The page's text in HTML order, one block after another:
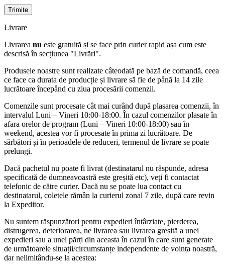
Livrare
Livrarea nu este gratuită și se face prin curier rapid așa cum este
descrisă în secțiunea "Livrări".
Produsele noastre sunt realizate câteodată pe bază de comandă, ceea
ce face ca durata de producție și livrare să fie de până la 14 zile
lucrătoare începând cu ziua procesării comenzii.
Comenzile sunt procesate cât mai curând după plasarea comenzii, în
intervalul Luni – Vineri 10:00-18:00. În cazul comenzilor plasate în
afara orelor de program (Luni – Vineri 10:00-18:00) sau în
weekend, acestea vor fi procesate în prima zi lucrătoare. De
sărbători și în perioadele de reduceri, termenul de livrare se poate
prelungi.
Dacă pachetul nu poate fi livrat (destinatarul nu răspunde, adresa
specificată de dumneavoastră este greșită etc), veți fi contactat
telefonic de către curier. Dacă nu se poate lua contact cu
destinatarul, coletele rămân la curierul zonal 7 zile, după care revin
la Expeditor.
Nu suntem răspunzători pentru expedieri întârziate, pierderea,
distrugerea, deteriorarea, ne livrarea sau livrarea greșită a unei
expedieri sau a unei părți din aceasta în cazul în care sunt generate
de următoarele situații/circumstanțe independente de voința noastră,
dar nelimitându-se la acestea: